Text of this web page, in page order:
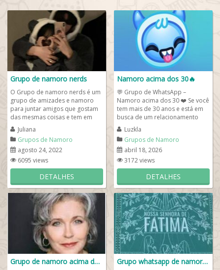
Grupo de namoro nerds
O Grupo de namoro nerds é um
grupo de amizades e namoro
para juntar amigos que gostam
das mesmas coisas e tem em
comum os mesmos gostos:
estudar, tecnologia,...
Juliana
Grupos de Namoro
agosto 24, 2022
6095 views
DETALHES
Namoro acima dos 30🔥
💬 Grupo de WhatsApp –
Namoro acima dos 30 ❤️ Se você
tem mais de 30 anos e está em
busca de um relacionamento
sério, amizades verdadeiras ou...
Luzkla
Grupos de Namoro
abril 18, 2026
3172 views
DETALHES
Grupo de namoro acima dos 40 50 60❤️ Grupo whatsapp de namoro católico